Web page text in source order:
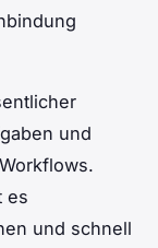
und
es
und schnell